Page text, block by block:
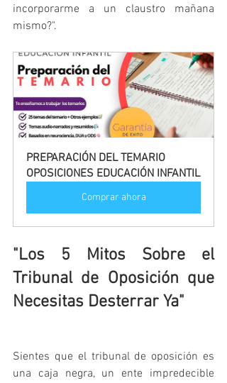
incorporarme a un claustro mañana
mismo?".
PREPARACIÓN DEL TEMARIO
OPOSICIONES EDUCACIÓN INFANTIL
Comprar ahora
"Los 5 Mitos Sobre el
Tribunal de Oposición que
Necesitas Desterrar Ya"
Sientes que el tribunal de oposición es
una caja negra, un ente impredecible